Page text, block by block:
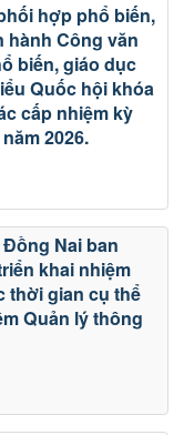
hợp phổ biến,
hành Công văn
biến, giáo dục
Quốc hội khóa
cấp nhiệm kỳ
2026.
Nai ban
khai nhiệm
thời gian cụ thể
Quản lý thông